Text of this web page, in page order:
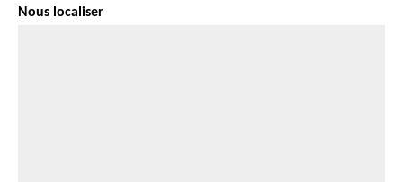
Nous localiser